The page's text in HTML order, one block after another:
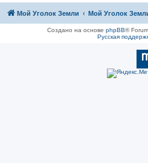
Мой Уголок Земли Мой Уголок
Создано на основе phpBB®
Русская